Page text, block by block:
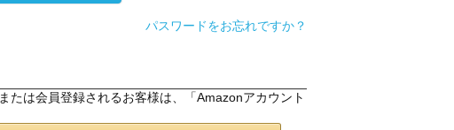
パスワードをお忘れですか？
は会員登録されるお客様は、「Amazonアカウント